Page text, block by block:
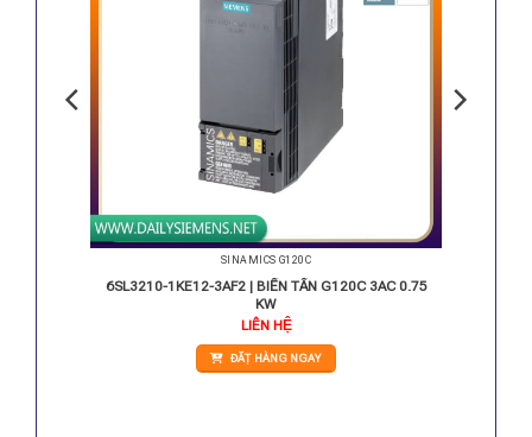
SINAMICS G120C
6SL3210-1KE12-3AF2 | BIẾN TẦN G120C 3AC 0.75
KW
LIÊN HỆ
ĐẶT HÀNG NGAY